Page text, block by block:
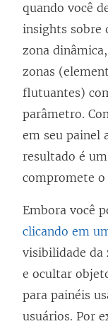
quando você
insights sobre
zona
zonas
flutuantes)
parâmetro.
em seu painel
resultado é
compromete o
Embora você
clicando em
visibilidade da
e ocultar
para painéis
usuários. Por